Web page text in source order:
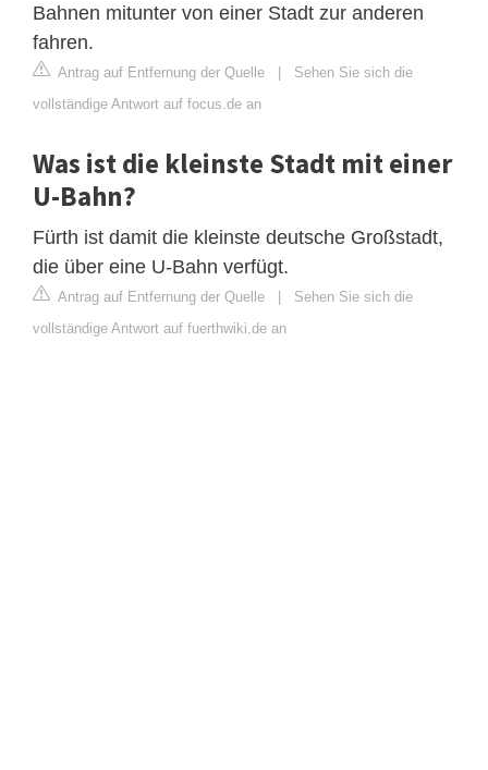
Bahnen mitunter von einer Stadt zur anderen
fahren.
Antrag auf Entfernung der Quelle | Sehen Sie sich die
vollständige Antwort auf focus.de an
Was ist die kleinste Stadt mit einer
U-Bahn?
Fürth ist damit die kleinste deutsche Großstadt,
die über eine U-Bahn verfügt.
Antrag auf Entfernung der Quelle | Sehen Sie sich die
vollständige Antwort auf fuerthwiki.de an